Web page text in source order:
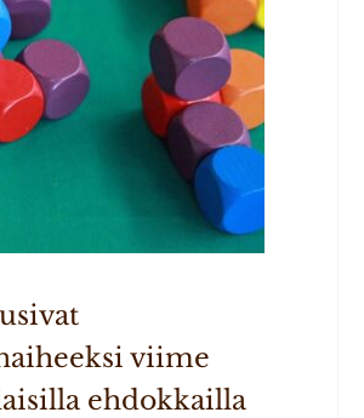
viime
ehdokkailla